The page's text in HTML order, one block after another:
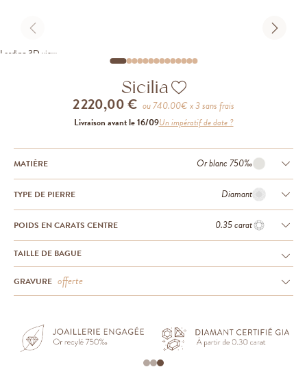
Loading 3D view
Sicilia
2 220,00 € ou740.00€ x 3 sans frais
Livraison avant le 16/09Un impératif de date ?
MATIÈRE Or blanc 750‰
TYPE DE PIERRE Diamant
POIDS EN CARATS CENTRE 0.35 carat
TAILLE DE BAGUE
GRAVURE offerte